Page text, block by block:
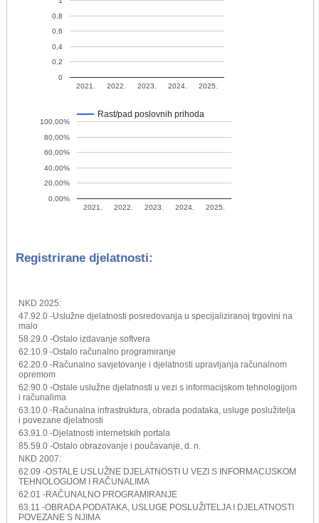
2021. 2022. 2023. 2024. 2025.
0
0,2
0,4
0,6
0,8
Rast/pad poslovnih prihoda
2021. 2022. 2023. 2024. 2025.
0,00%
20,00%
40,00%
60,00%
80,00%
100,00%
Registrirane djelatnosti:
NKD 2025:
47.92.0 -Uslužne djelatnosti posredovanja u specijaliziranoj trgovini na
malo
58.29.0 -Ostalo izdavanje softvera
62.10.9 -Ostalo računalno programiranje
62.20.0 -Računalno savjetovanje i djelatnosti upravljanja računalnom
opremom
62.90.0 -Ostale uslužne djelatnosti u vezi s informacijskom tehnologijom
i računalima
63.10.0 -Računalna infrastruktura, obrada podataka, usluge poslužitelja
i povezane djelatnosti
63.91.0 -Djelatnosti internetskih portala
85.59.0 -Ostalo obrazovanje i poučavanje, d. n.
NKD 2007:
62.09 -OSTALE USLUŽNE DJELATNOSTI U VEZI S INFORMACIJSKOM
TEHNOLOGIJOM I RAČUNALIMA
62.01 -RAČUNALNO PROGRAMIRANJE
63.11 -OBRADA PODATAKA, USLUGE POSLUŽITELJA I DJELATNOSTI
POVEZANE S NJIMA